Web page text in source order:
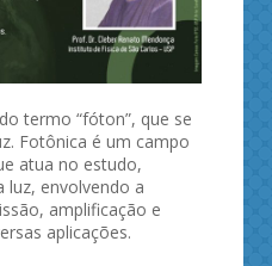
termo “fóton”, que se
Fotônica é um campo
atua no estudo,
luz, envolvendo a
amplificação e
aplicações.